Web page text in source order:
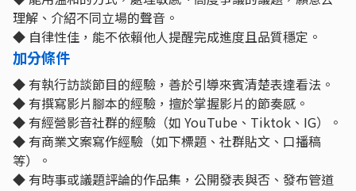
理解、介紹不同立場的聲音。
◆ 自律性佳，能不依賴他人提醒完成進度且品質穩定。
加分條件
◆ 有執行訪談節目的經驗，善於引導來賓清楚表達看法。
◆ 有撰寫影片腳本的經驗，擅於掌握影片的節奏感。
◆ 有經營影音社群的經驗（如 YouTube、Tiktok、IG）。
◆ 有商業文案寫作經驗（如下標題、社群貼文、口播稿
等）。
◆ 有時事或議題評論的作品集，公開發表與否、發布管道